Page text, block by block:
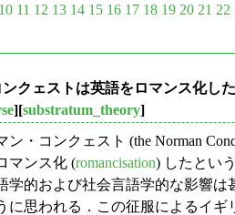
10 11 12 13 14 15 16 17 18 19 20 21 22
ンクェストは英語をロマンス化し
][substratum_theory]
・コンクェスト (the Norman
マンス化 (romancisation) したとい
学的および社会言語学的な影響
に思われる．この征服によるイ